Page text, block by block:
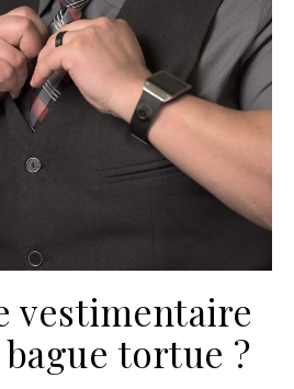
vestimentaire
tortue ?